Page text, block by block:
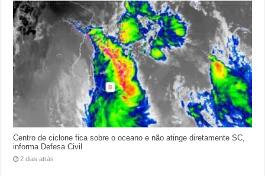
Centro de ciclone fica sobre o oceano e não atinge diretamente SC,
informa Defesa Civil
2 dias atrás